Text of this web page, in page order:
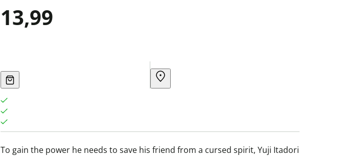
13,99
To gain the power he needs to save his friend from a cursed spirit, Yuji Itadori